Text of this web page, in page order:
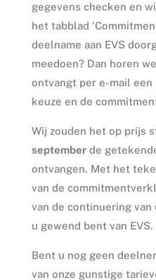
gegevens checken en
het tabblad
deelname aan EVS
meedoen? Dan horen
ontvangt per e-mail een
keuze en de
Wij zouden het op prijs
septemberde
ontvangen. Met het
van de
van de continuering
u gewend bent van EVS.
Bent u nog geen
van onze gunstige